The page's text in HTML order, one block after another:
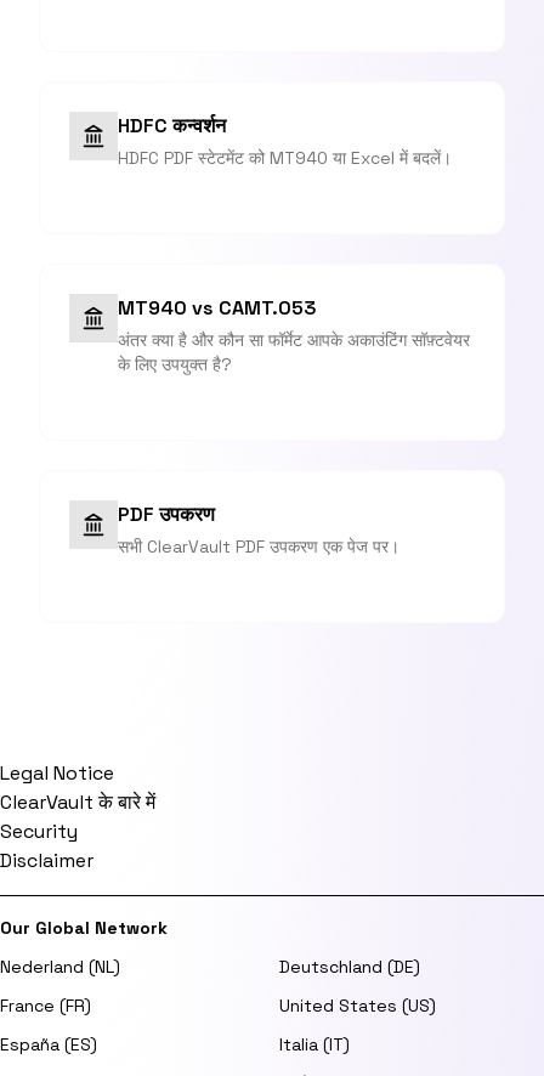
HDFC कन्वर्शन
HDFC PDF स्टेटमेंट को MT940 या Excel में बदलें।
MT940 vs CAMT.053
अंतर क्या है और कौन सा फॉर्मेट आपके अकाउंटिंग सॉफ़्टवेयर
के लिए उपयुक्त है?
PDF उपकरण
सभी ClearVault PDF उपकरण एक पेज पर।
Legal Notice
ClearVault के बारे में
Security
Disclaimer
Our Global Network
Nederland (NL)
Deutschland (DE)
France (FR)
United States (US)
España (ES)
Italia (IT)